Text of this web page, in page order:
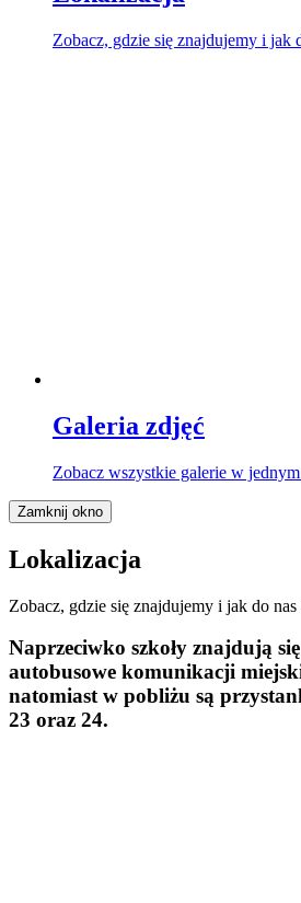
Zobacz, gdzie się znajdujemy i jak
Galeria zdjęć
Zobacz wszystkie galerie w
Zamknij okno
Lokalizacja
Zobacz, gdzie się znajdujemy i jak do nas
Naprzeciwko szkoły znajdują
autobusowe komunikacji
natomiast w pobliżu są
23 oraz 24.